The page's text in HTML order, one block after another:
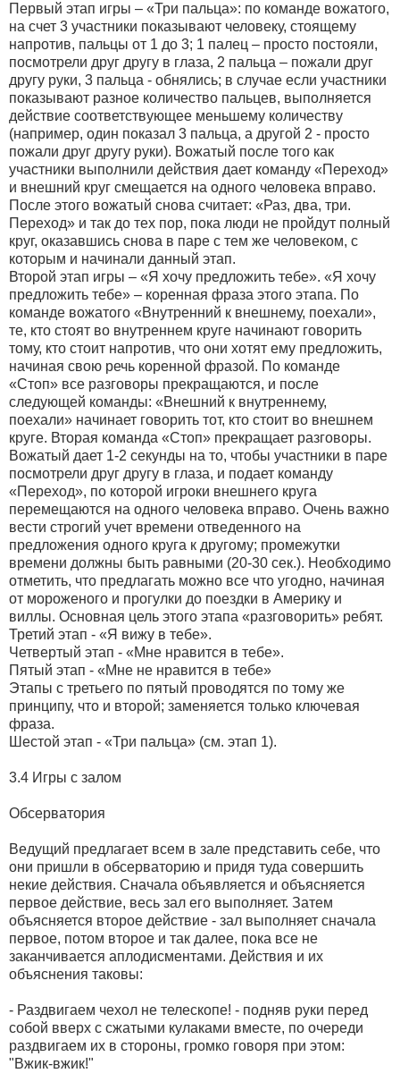
Первый этап игры – «Три пальца»: по команде вожатого,
на счет 3 участники показывают человеку, стоящему
напротив, пальцы от 1 до 3; 1 палец – просто постояли,
посмотрели друг другу в глаза, 2 пальца – пожали друг
другу руки, 3 пальца - обнялись; в случае если участники
показывают разное количество пальцев, выполняется
действие соответствующее меньшему количеству
(например, один показал 3 пальца, а другой 2 - просто
пожали друг другу руки). Вожатый после того как
участники выполнили действия дает команду «Переход»
и внешний круг смещается на одного человека вправо.
После этого вожатый снова считает: «Раз, два, три.
Переход» и так до тех пор, пока люди не пройдут полный
круг, оказавшись снова в паре с тем же человеком, с
которым и начинали данный этап.
Второй этап игры – «Я хочу предложить тебе». «Я хочу
предложить тебе» – коренная фраза этого этапа. По
команде вожатого «Внутренний к внешнему, поехали»,
те, кто стоят во внутреннем круге начинают говорить
тому, кто стоит напротив, что они хотят ему предложить,
начиная свою речь коренной фразой. По команде
«Стоп» все разговоры прекращаются, и после
следующей команды: «Внешний к внутреннему,
поехали» начинает говорить тот, кто стоит во внешнем
круге. Вторая команда «Стоп» прекращает разговоры.
Вожатый дает 1-2 секунды на то, чтобы участники в паре
посмотрели друг другу в глаза, и подает команду
«Переход», по которой игроки внешнего круга
перемещаются на одного человека вправо. Очень важно
вести строгий учет времени отведенного на
предложения одного круга к другому; промежутки
времени должны быть равными (20-30 сек.). Необходимо
отметить, что предлагать можно все что угодно, начиная
от мороженого и прогулки до поездки в Америку и
виллы. Основная цель этого этапа «разговорить» ребят.
Третий этап - «Я вижу в тебе».
Четвертый этап - «Мне нравится в тебе».
Пятый этап - «Мне не нравится в тебе»
Этапы с третьего по пятый проводятся по тому же
принципу, что и второй; заменяется только ключевая
фраза.
Шестой этап - «Три пальца» (см. этап 1).
3.4 Игры с залом
Обсерватория
Ведущий предлагает всем в зале представить себе, что
они пришли в обсерваторию и придя туда совершить
некие действия. Сначала объявляется и объясняется
первое действие, весь зал его выполняет. Затем
объясняется второе действие - зал выполняет сначала
первое, потом второе и так далее, пока все не
заканчивается аплодисментами. Действия и их
объяснения таковы:
- Раздвигаем чехол не телескопе! - подняв руки перед
собой вверх с сжатыми кулаками вместе, по очереди
раздвигаем их в стороны, громко говоря при этом:
"Вжик-вжик!"